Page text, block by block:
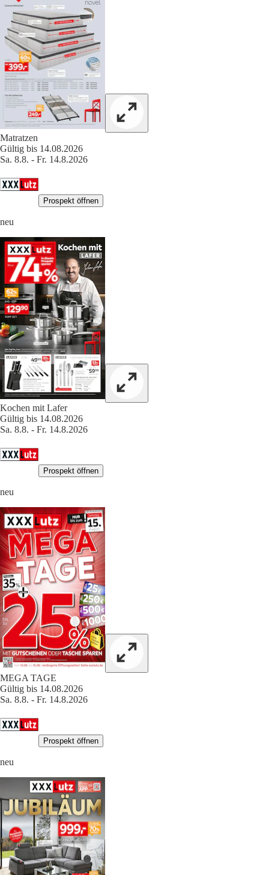
Matratzen
Gültig bis 14.08.2026
Sa. 8.8. - Fr. 14.8.2026
Prospekt öffnen
neu
Kochen mit Lafer
Gültig bis 14.08.2026
Sa. 8.8. - Fr. 14.8.2026
Prospekt öffnen
neu
MEGA TAGE
Gültig bis 14.08.2026
Sa. 8.8. - Fr. 14.8.2026
Prospekt öffnen
neu